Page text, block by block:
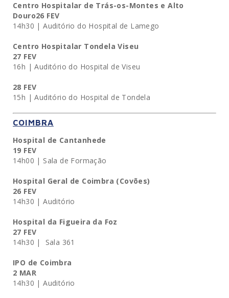
Centro Hospitalar de Trás-os-Montes e Alto
Douro26 FEV
14h30 | Auditório do Hospital de Lamego
Centro Hospitalar Tondela Viseu
27 FEV
16h | Auditório do Hospital de Viseu
28 FEV
15h | Auditório do Hospital de Tondela
COIMBRA
Hospital de Cantanhede
19 FEV
14h00 | Sala de Formação
Hospital Geral de Coimbra (Covões)
26 FEV
14h30 | Auditório
Hospital da Figueira da Foz
27 FEV
14h30 |
Sala 361
IPO de Coimbra
2 MAR
14h30 | Auditório